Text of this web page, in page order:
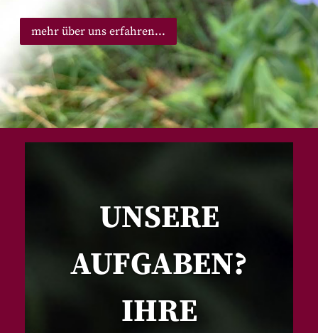
mehr über uns erfahren...
UNSERE
AUFGABEN?
IHRE